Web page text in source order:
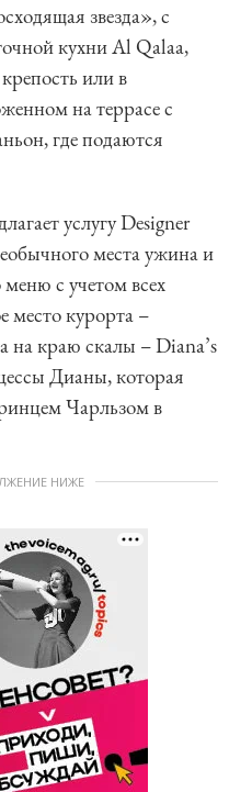
звезда», с
кухни Al Qalaa,
или в
на террасе с
где подаются
услугу Designer
места ужина и
с учетом всех
место курорта –
на краю скалы – Diana’s
Дианы, которая
Чарльзом в
НИЖЕ